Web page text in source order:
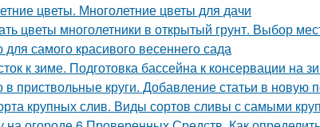
цветы. Многолетние цветы для дачи
цветы многолетники в открытый грунт. Выбор
самого красивого весеннего сада
к зиме. Подготовка бассейна к консервации на
в приствольные круги. Добавление статьи в новую
крупных слив. Виды сортов сливы с самыми